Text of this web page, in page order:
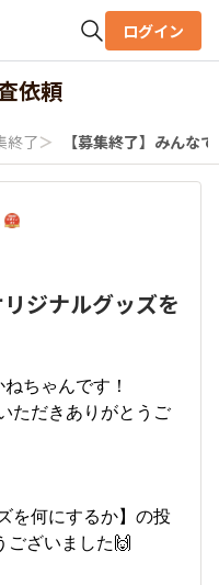
検索
ログイン
依頼
終了＞ 【募集終了】みんな
ジナルグッズを
ちゃんです！
ただきありがとうご
を何にするか】の投
ございました🙌